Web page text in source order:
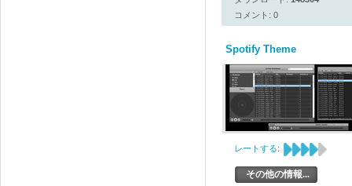
コメント: 0
Spotify Theme
レートする:
その他の情報...